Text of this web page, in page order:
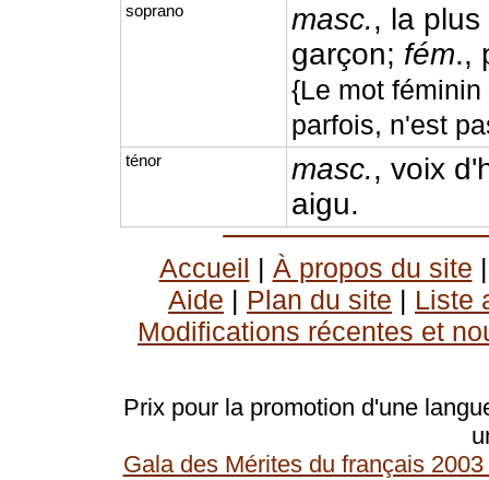
soprano masc., la
garçon; fém.,
{Le mot féminin
parfois, n'est
ténor masc., voix
aigu.
Accueil | À propos du site
Aide | Plan du site | Liste
Modifications récentes et
Prix pour la promotion d'une
Gala des Mérites du français